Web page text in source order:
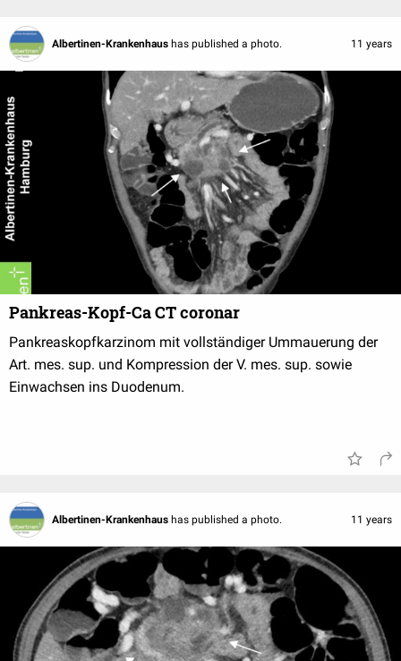
Albertinen-Krankenhaus has published a photo. 11 years
Pankreas-Kopf-Ca CT coronar
Pankreaskopfkarzinom mit vollständiger Ummauerung der
Art. mes. sup. und Kompression der V. mes. sup. sowie
Einwachsen ins Duodenum.
Albertinen-Krankenhaus has published a photo. 11 years